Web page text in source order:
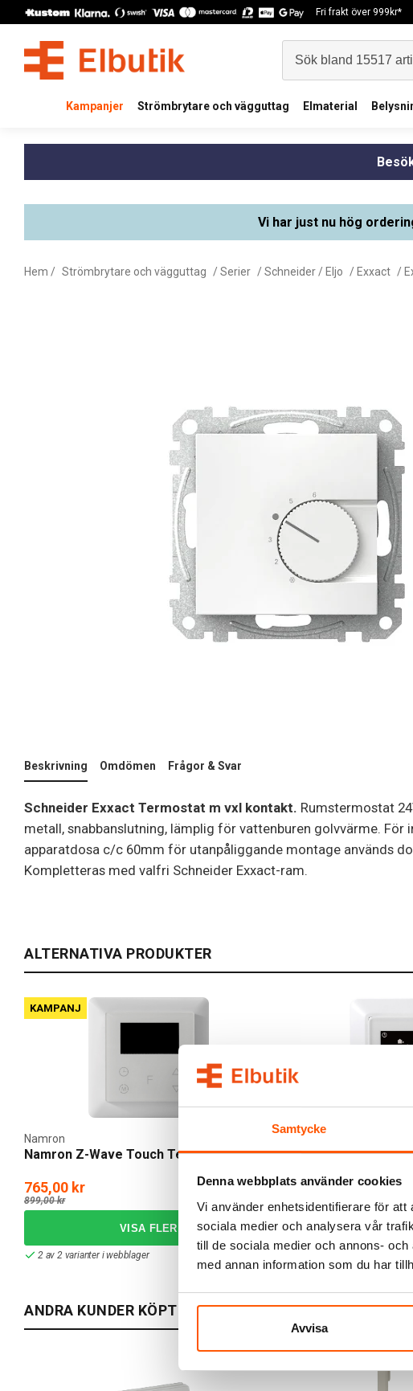
Samtycke
Denna webbplats använder cookies
Vi använder enhetsidentifierare för
sociala medier och analysera vår
till de sociala medier och annons-
med annan information som du har
Avvisa
Fri frakt över 999kr*
Kampanjer Strömbrytare och vägguttag Elmaterial
Vi har just nu hög
Hem / Strömbrytare och vägguttag /Serier /Schneider / Eljo / Exxact /
Beskrivning Omdömen Frågor & Svar
Schneider Exxact Termostat m vxl kontakt. Rumstermostat
metall, snabbanslutning, lämplig för vattenburen golvvärme. För
apparatdosa c/c 60mm för utanpåliggande montage används
Kompletteras med valfri Schneider Exxact-ram.
ALTERNATIVA PRODUKTER
KAMPANJ
Namron Z-Wave Touch Termostat 16A
Namron
765,00 kr
899,00 kr -15%
2 av 2 varianter i webblager
Namron Termostat
Namron
599,00 kr
ANDRA KUNDER KÖPTE ÄVEN